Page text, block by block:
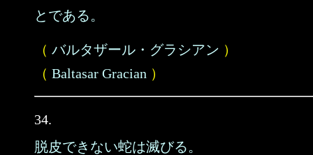
とである。
（ バルタザール・グラシアン ）
（ Baltasar Gracian ）
34.
脱皮できない蛇は滅びる。